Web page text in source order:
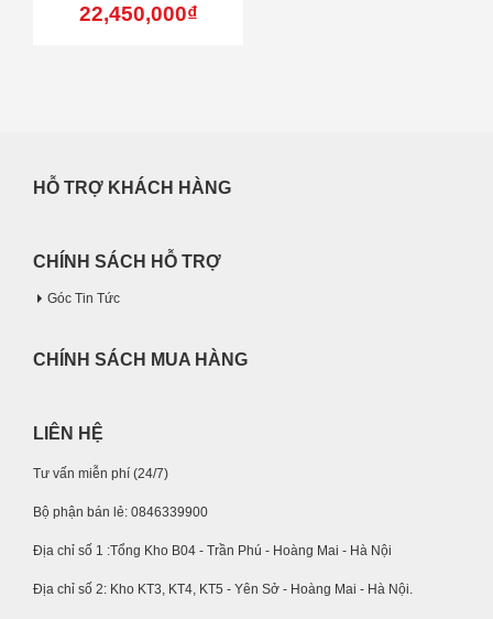
22,450,000₫
HỖ TRỢ KHÁCH HÀNG
CHÍNH SÁCH HỖ TRỢ
Góc Tin Tức
CHÍNH SÁCH MUA HÀNG
LIÊN HỆ
Tư vấn miễn phí (24/7)
Bộ phận bán lẻ: 0846339900
Địa chỉ số 1 :Tổng Kho B04 - Trần Phú - Hoàng Mai - Hà Nội
Địa chỉ số 2: Kho KT3, KT4, KT5 - Yên Sở - Hoàng Mai - Hà Nội.